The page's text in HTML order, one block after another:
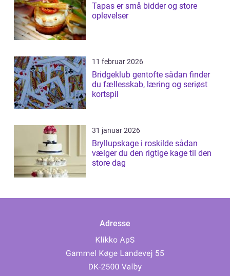
Tapas er små bidder og store
oplevelser
11 februar 2026
Bridgeklub gentofte sådan finder
du fællesskab, læring og seriøst
kortspil
31 januar 2026
Bryllupskage i roskilde sådan
vælger du den rigtige kage til den
store dag
Adresse